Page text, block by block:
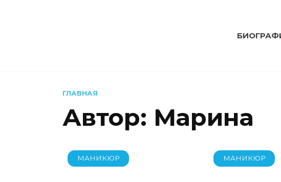
ГЛАВНАЯ
Автор: Марина
МАНИКЮР МАНИКЮР